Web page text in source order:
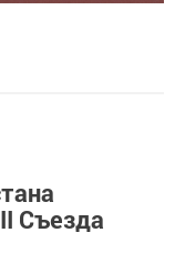
Съезда